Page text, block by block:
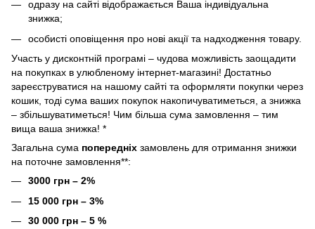
одразу на сайті відображається Ваша індивідуальна
знижка;
особисті оповіщення про нові акції та надходження товару.
Участь у дисконтній програмі – чудова можливість заощадити
на покупках в улюбленому інтернет-магазині! Достатньо
зареєструватися на нашому сайті та оформляти покупки через
кошик, тоді сума ваших покупок накопичуватиметься, а знижка
– збільшуватиметься! Чим більша сума замовлення – тим
вища ваша знижка! *
Загальна сума попередніх замовлень для отримання знижки
на поточне замовлення**:
3000 грн – 2%
15 000 грн – 3%
30 000 грн – 5 %